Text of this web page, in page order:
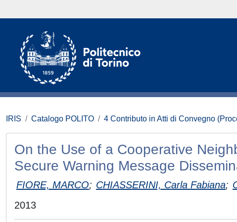
IRIS Catalogo POLITO 4 Contributo in Atti di Convegno
On the Use of a Cooperative
Secure Warning Message
FIORE, MARCO; CHIASSERINI, Carla Fabiana;
2013